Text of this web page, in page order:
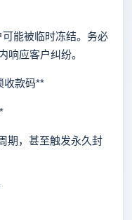
能被临时冻结。务必
响应客户纠纷。
款码**
，甚至触发永久封